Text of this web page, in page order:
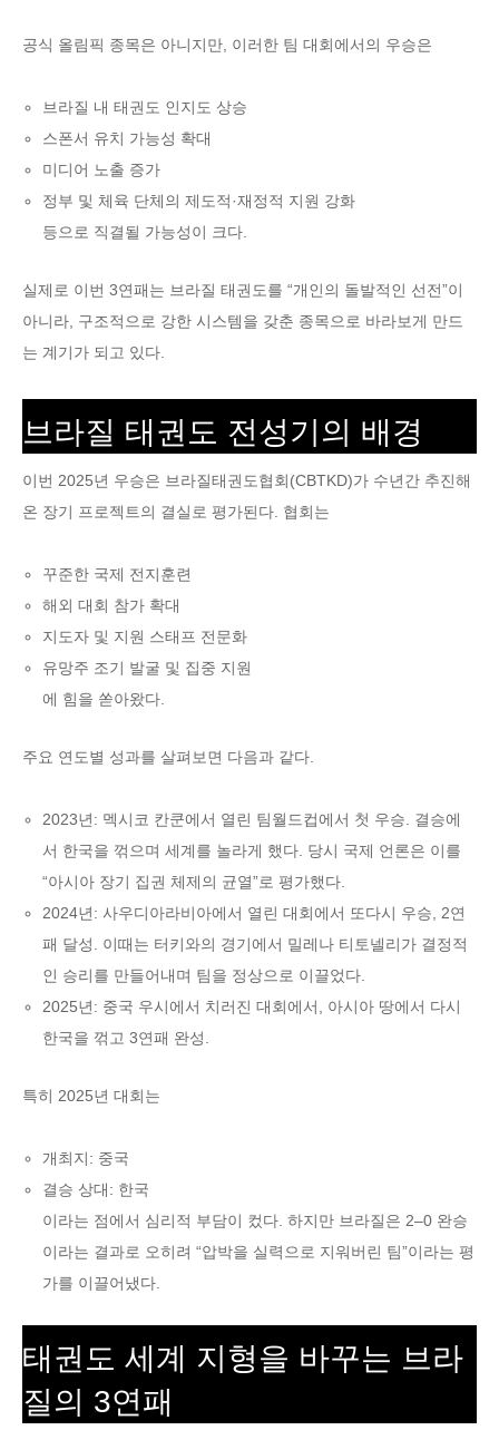
공식 올림픽 종목은 아니지만, 이러한 팀 대회에서의 우승은
브라질 내 태권도 인지도 상승
스폰서 유치 가능성 확대
미디어 노출 증가
정부 및 체육 단체의 제도적·재정적 지원 강화
등으로 직결될 가능성이 크다.
실제로 이번 3연패는 브라질 태권도를 “개인의 돌발적인 선전”이
아니라, 구조적으로 강한 시스템을 갖춘 종목으로 바라보게 만드
는 계기가 되고 있다.
브라질 태권도 전성기의 배경
이번 2025년 우승은 브라질태권도협회(CBTKD)가 수년간 추진해
온 장기 프로젝트의 결실로 평가된다. 협회는
꾸준한 국제 전지훈련
해외 대회 참가 확대
지도자 및 지원 스태프 전문화
유망주 조기 발굴 및 집중 지원
에 힘을 쏟아왔다.
주요 연도별 성과를 살펴보면 다음과 같다.
2023년: 멕시코 칸쿤에서 열린 팀월드컵에서 첫 우승. 결승에
서 한국을 꺾으며 세계를 놀라게 했다. 당시 국제 언론은 이를
“아시아 장기 집권 체제의 균열”로 평가했다.
2024년: 사우디아라비아에서 열린 대회에서 또다시 우승, 2연
패 달성. 이때는 터키와의 경기에서 밀레나 티토넬리가 결정적
인 승리를 만들어내며 팀을 정상으로 이끌었다.
2025년: 중국 우시에서 치러진 대회에서, 아시아 땅에서 다시
한국을 꺾고 3연패 완성.
특히 2025년 대회는
개최지: 중국
결승 상대: 한국
이라는 점에서 심리적 부담이 컸다. 하지만 브라질은 2–0 완승
이라는 결과로 오히려 “압박을 실력으로 지워버린 팀”이라는 평
가를 이끌어냈다.
태권도 세계 지형을 바꾸는 브라
질의 3연패